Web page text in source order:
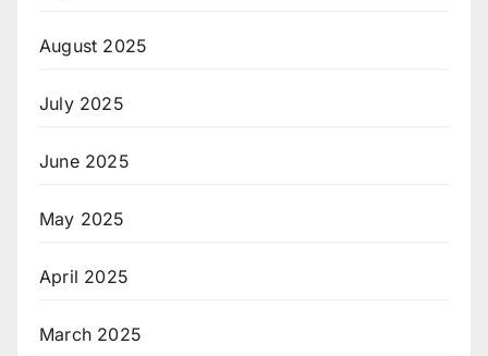
August 2025
July 2025
June 2025
May 2025
April 2025
March 2025